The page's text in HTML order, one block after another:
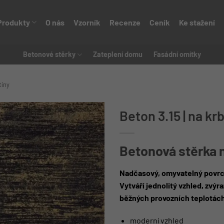
O nás Vzorník Recenze Ceník Ke stažení
Betonové stěrky Zateplení domu Fasádní omítky
Beton 3.15 | na
Betonová stěrka
Nadčasový, omyvatelný
Vytváří jednolitý vzhled,
běžných provozních
moderní vzhled